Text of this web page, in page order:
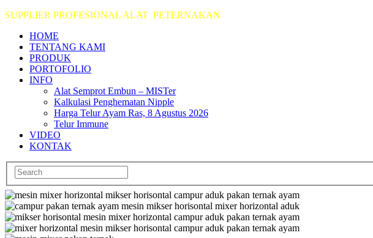
SUPPLIER PROFESIONAL ALAT PETERNAKAN
HOME
TENTANG KAMI
PRODUK
PORTOFOLIO
INFO
Alat Semprot Embun – MISTer
Kalkulasi Penghematan Nipple
Harga Telur Ayam Ras, 8 Agustus 2026
Telur Immune
VIDEO
KONTAK